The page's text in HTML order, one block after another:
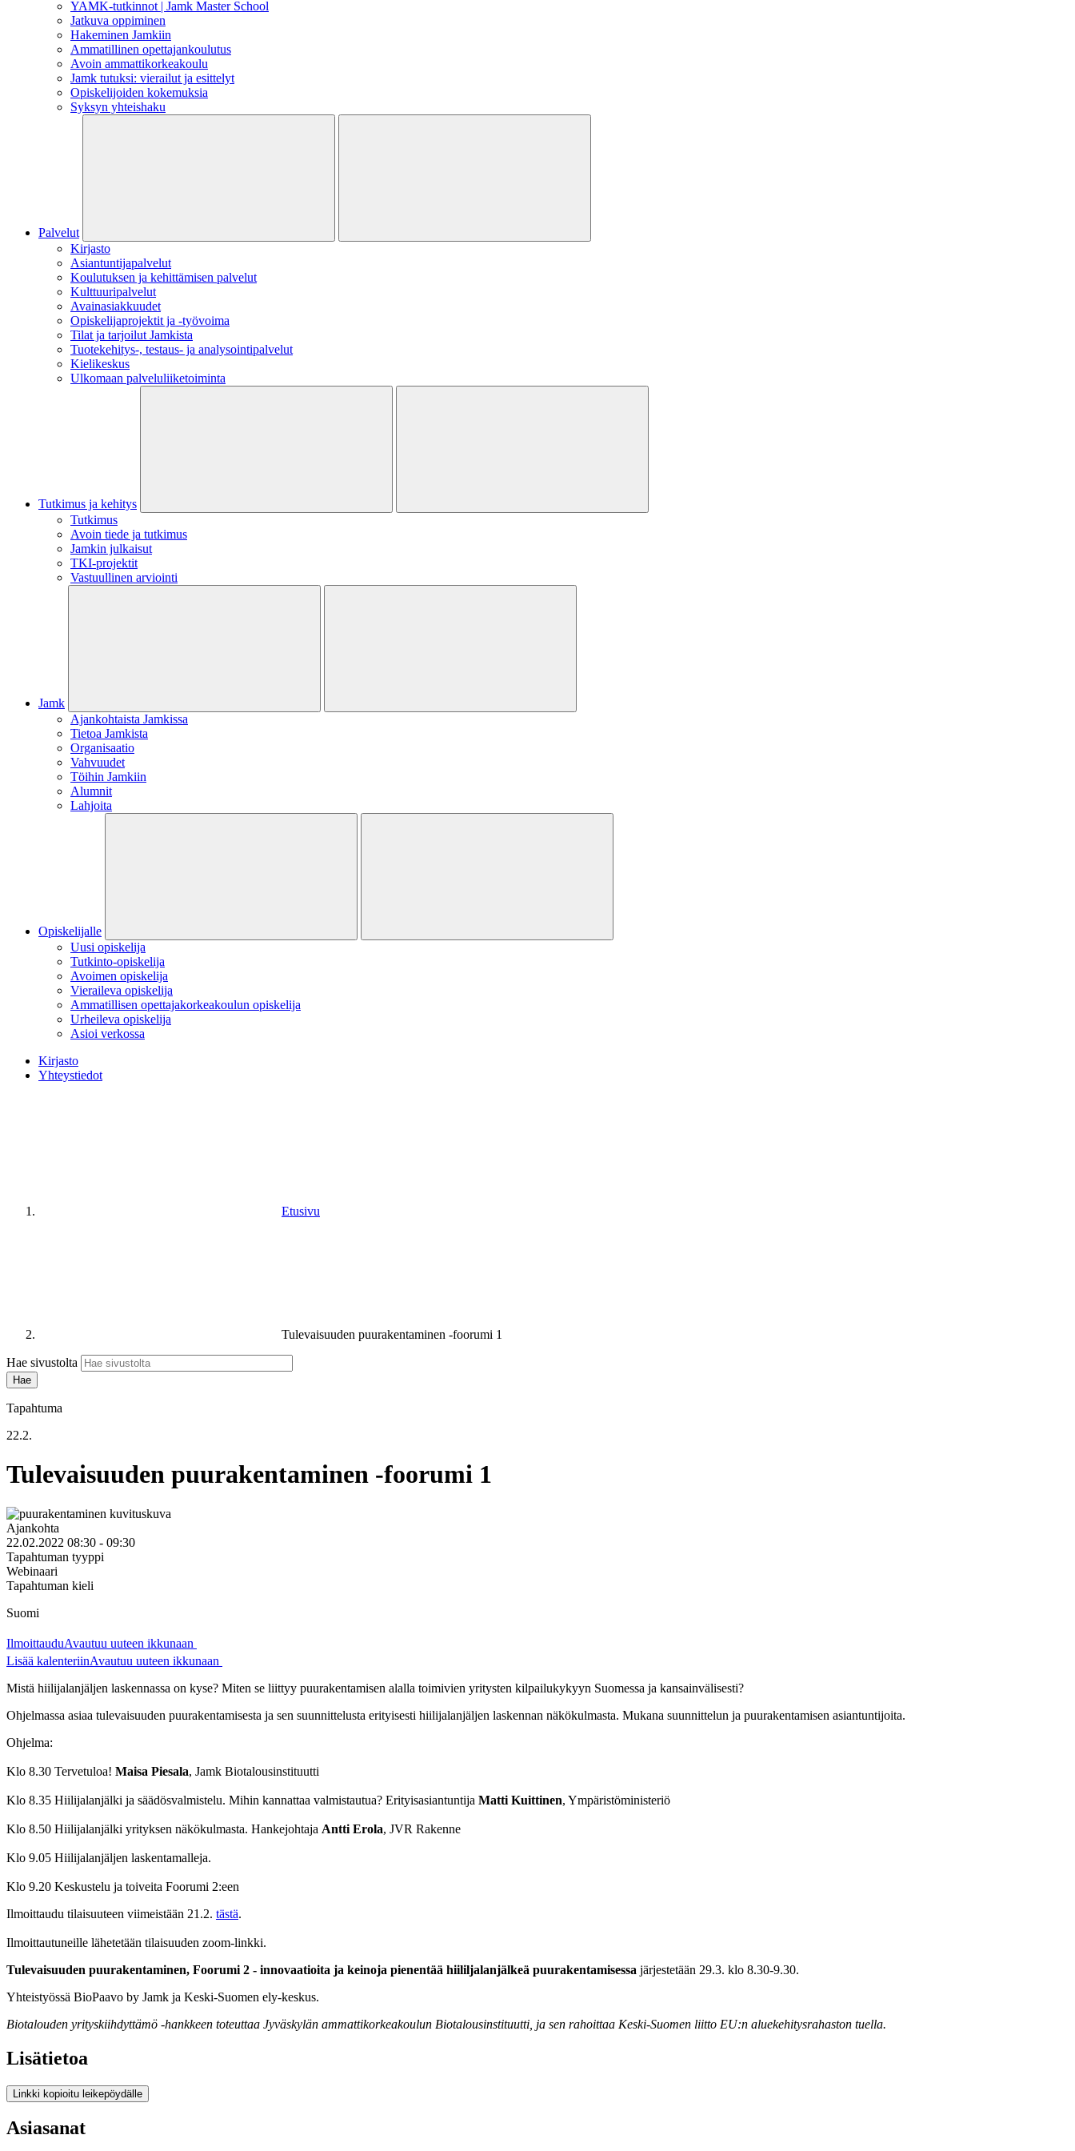
YAMK-tutkinnot | Jamk Master School
Jatkuva oppiminen
Hakeminen Jamkiin
Ammatillinen opettajankoulutus
Avoin ammattikorkeakoulu
Jamk tutuksi: vierailut ja esittelyt
Opiskelijoiden kokemuksia
Syksyn yhteishaku
Palvelut
Kirjasto
Asiantuntijapalvelut
Koulutuksen ja kehittämisen palvelut
Kulttuuripalvelut
Avainasiakkuudet
Opiskelijaprojektit​ ja -työvoima
Tilat ja tarjoilut Jamkista
Tuotekehitys-, testaus- ja analysointipalvelut
Kielikeskus
Ulkomaan palveluliiketoiminta
Tutkimus ja kehitys
Tutkimus
Avoin tiede ja tutkimus
Jamkin julkaisut
TKI-projektit
Vastuullinen arviointi
Jamk
Ajankohtaista Jamkissa
Tietoa Jamkista
Organisaatio
Vahvuudet
Töihin Jamkiin
Alumnit
Lahjoita
Opiskelijalle
Uusi opiskelija
Tutkinto-opiskelija
Avoimen opiskelija
Vieraileva opiskelija
Ammatillisen opettajakorkeakoulun opiskelija
Urheileva opiskelija
Asioi verkossa
Kirjasto
Yhteystiedot
Etusivu
Tulevaisuuden puurakentaminen -foorumi 1
Hae sivustolta
Tapahtuma
22.2.
Tulevaisuuden puurakentaminen -foorumi 1
Ajankohta
22.02.2022 08:30 - 09:30
Tapahtuman tyyppi
Webinaari
Tapahtuman kieli
Suomi
IlmoittauduAvautuu uuteen ikkunaan
Lisää kalenteriinAvautuu uuteen ikkunaan
Mistä hiilijalanjäljen laskennassa on kyse? Miten se liittyy puurakentamisen alalla toimivien yritysten kilpailukykyyn Suomessa ja kansainvälisesti?
Ohjelmassa asiaa tulevaisuuden puurakentamisesta ja sen suunnittelusta erityisesti hiilijalanjäljen laskennan näkökulmasta. Mukana suunnittelun ja puurakentamisen asiantuntijoita.
Ohjelma:
Klo 8.30 Tervetuloa! Maisa Piesala, Jamk Biotalousinstituutti
Klo 8.35 Hiilijalanjälki ja säädösvalmistelu. Mihin kannattaa valmistautua? Erityisasiantuntija Matti Kuittinen, Ympäristöministeriö
Klo 8.50 Hiilijalanjälki yrityksen näkökulmasta. Hankejohtaja Antti Erola, JVR Rakenne
Klo 9.05 Hiilijalanjäljen laskentamalleja.
Klo 9.20 Keskustelu ja toiveita Foorumi 2:een
Ilmoittaudu tilaisuuteen viimeistään 21.2. tästä.
Ilmoittautuneille lähetetään tilaisuuden zoom-linkki.
Tulevaisuuden puurakentaminen, Foorumi 2 - innovaatioita ja keinoja pienentää hiililjalanjälkeä puurakentamisessa järjestetään 29.3. klo 8.30-9.30.
Yhteistyössä BioPaavo by Jamk ja Keski-Suomen ely-keskus.
Biotalouden yrityskiihdyttämö -hankkeen toteuttaa Jyväskylän ammattikorkeakoulun Biotalousinstituutti, ja sen rahoittaa Keski-Suomen liitto EU:n aluekehitysrahaston tuella.
Lisätietoa
Linkki kopioitu leikepöydälle
Asiasanat